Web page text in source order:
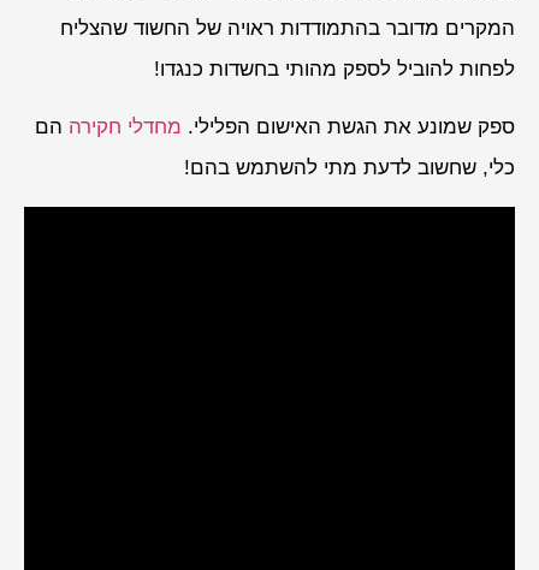
המקרים מדובר בהתמודדות ראויה של החשוד שהצליח
לפחות להוביל לספק מהותי בחשדות כנגדו!
ספק שמונע את הגשת האישום הפלילי. מחדלי חקירה הם
כלי, שחשוב לדעת מתי להשתמש בהם!